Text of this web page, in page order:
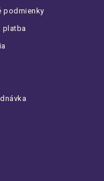
podmienky
platba